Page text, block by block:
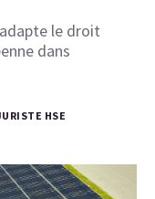
le droit
dans
HSE